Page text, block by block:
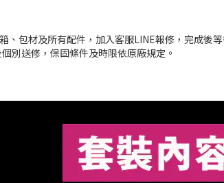
包材及所有配件，加入客服LINE報修，完成後等
別送修，保固條件及時限依原廠規定。